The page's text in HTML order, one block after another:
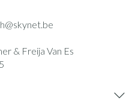
skynet.be
& Freija Van Es